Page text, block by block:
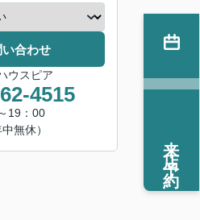
合わせ
ウスピア
4515
19：00
無休）
来店予約